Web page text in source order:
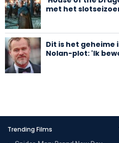
met het
Dit is het
Nolan-plot: 'Ik
Trending Films